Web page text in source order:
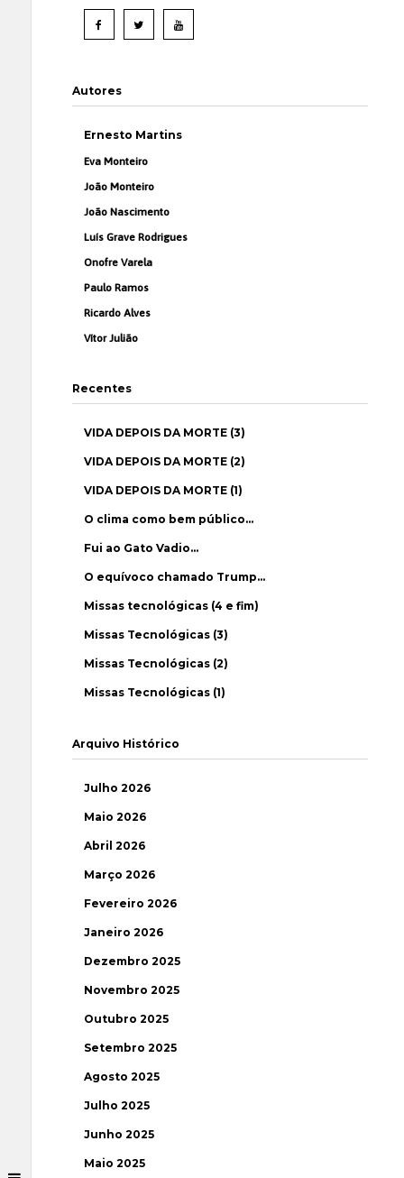
Autores
Ernesto Martins
Eva Monteiro
João Monteiro
João Nascimento
Luís Grave Rodrigues
Onofre Varela
Paulo Ramos
Ricardo Alves
Vítor Julião
Recentes
VIDA DEPOIS DA MORTE (3)
VIDA DEPOIS DA MORTE (2)
VIDA DEPOIS DA MORTE (1)
O clima como bem público…
Fui ao Gato Vadio…
O equívoco chamado Trump…
Missas tecnológicas (4 e fim)
Missas Tecnológicas (3)
Missas Tecnológicas (2)
Missas Tecnológicas (1)
Arquivo Histórico
Julho 2026
Maio 2026
Abril 2026
Março 2026
Fevereiro 2026
Janeiro 2026
Dezembro 2025
Novembro 2025
Outubro 2025
Setembro 2025
Agosto 2025
Julho 2025
Junho 2025
Maio 2025